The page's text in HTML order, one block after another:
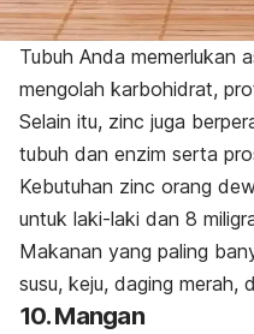
Tubuh Anda memerlukan
mengolah karbohidrat,
Selain itu, zinc juga
tubuh dan enzim serta
Kebutuhan zinc orang
untuk laki-laki dan 8
Makanan yang paling
susu, keju, daging merah,
10. Mangan